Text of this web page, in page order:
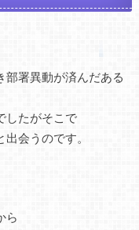
部署異動が済んだある
したがそこで
会うのです。
ら